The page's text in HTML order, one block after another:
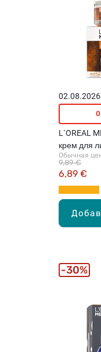
L`OREAL
крем для
Обычная
6,89 €
9,89 €
30%